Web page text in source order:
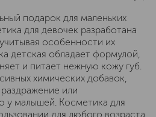
подарок для маленьких
для девочек разработана
особенности их
детская обладает формулой,
и питает нежную кожу губ.
химических добавок,
или
у малышей. Косметика для
для любого возраста